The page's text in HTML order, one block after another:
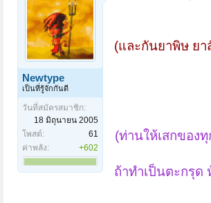
Newtype
เป็นที่รู้จักกันดี
วันที่สมัครสมาชิก:
18 มิถุนายน 2005
โพสต์:
61
ค่าพลัง:
+602
(และกันยาพิษ ยา
(ท่านให้เสกของ
ถ้าทำเป็นตะกรุด